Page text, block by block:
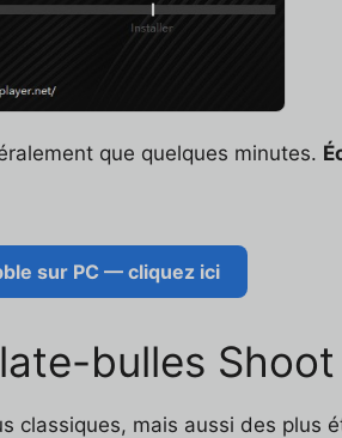
que quelques minutes.
sur PC — cliquez ici
bulles
classiques, mais aussi des plus